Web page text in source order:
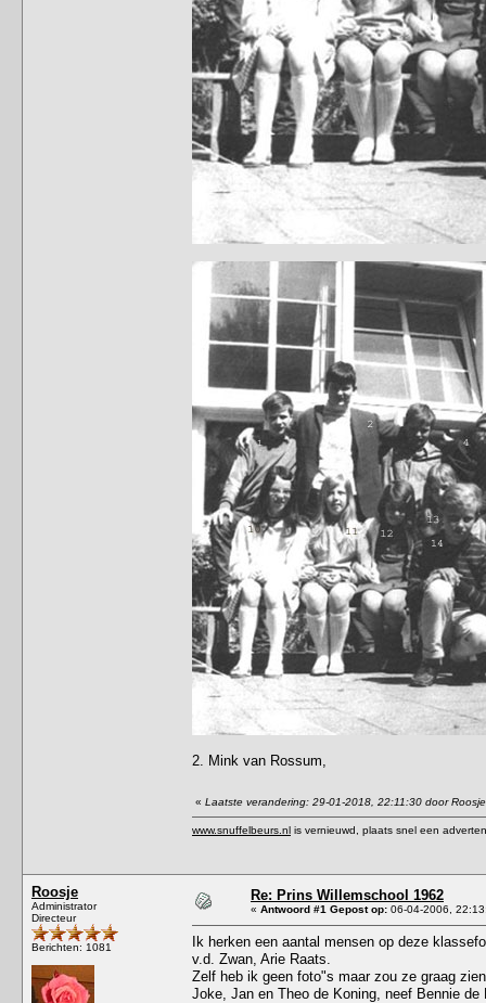
2. Mink van Rossum,
« Laatste verandering: 29-01-2018, 22:11:30 door Roosje
www.snuffelbeurs.nl is vernieuwd, plaats snel een
Roosje
Administrator
Directeur
Berichten: 1081
Re: Prins Willemschool 1962
« Antwoord #1 Gepost op: 06-04-2006,
Ik herken een aantal mensen op deze
v.d. Zwan, Arie Raats.
Zelf heb ik geen foto"s maar zou ze graag
Joke, Jan en Theo de Koning, neef Bennie